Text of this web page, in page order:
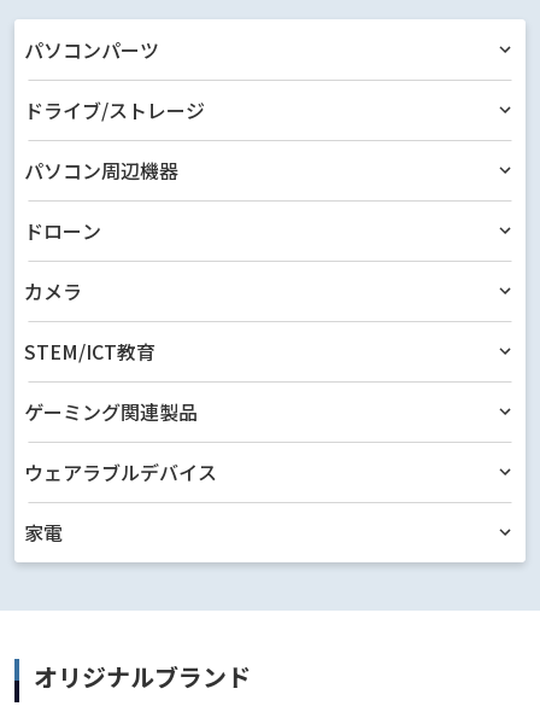
パソコンパーツ
ドライブ/ストレージ
パソコン周辺機器
ドローン
カメラ
STEM/ICT教育
ゲーミング関連製品
ウェアラブルデバイス
家電
オリジナルブランド